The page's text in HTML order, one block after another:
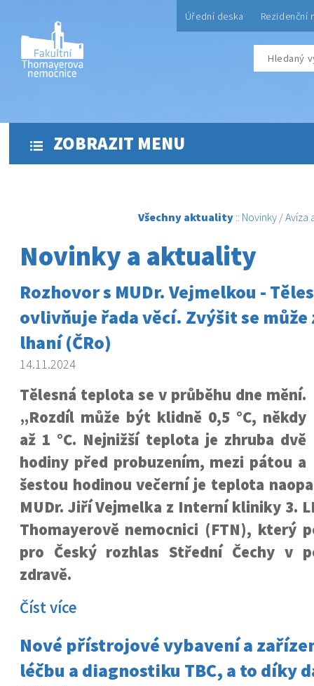
Úřední deska Rezidenční
ZOBRAZIT MENU
Všechny aktuality :: Novinky /Avíza
Novinky a aktuality
Rozhovor s MUDr. Vejmelkou -
ovlivňuje řada věcí. Zvýšit se
lhaní (ČRo)
14.11.2024
Tělesná teplota se v průběhu dne mění.
„Rozdíl může být klidně 0,5 °C, někdy
až 1 °C. Nejnižší teplota je zhruba dvě
hodiny před probuzením, mezi pátou a
šestou hodinou večerní je teplota
MUDr. Jiří Vejmelka z Interní kliniky 3.
Thomayerově nemocnici (FTN), který
pro Český rozhlas Střední Čechy v
zdravě.
Číst více
Nové přístrojové vybavení a
léčbu a diagnostiku TBC, a to díky